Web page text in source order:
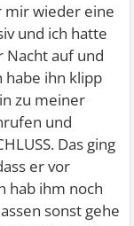
mir wieder eine
und ich hatte
Nacht auf und
habe ihn klipp
zu meiner
und
Das ging
er vor
hab ihm noch
sonst gehe